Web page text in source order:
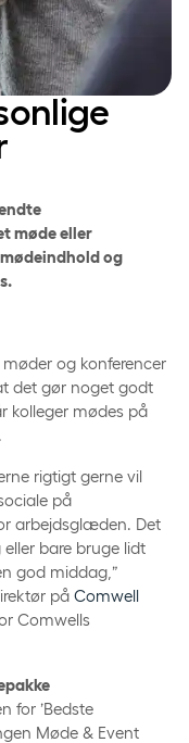
møde eller
og
og konferencer
det gør noget godt
kolleger mødes på
rigtigt gerne vil
på
arbejdsglæden. Det
bare bruge lidt
god middag,”
på Comwell
Comwells
for ’Bedste
Møde & Event